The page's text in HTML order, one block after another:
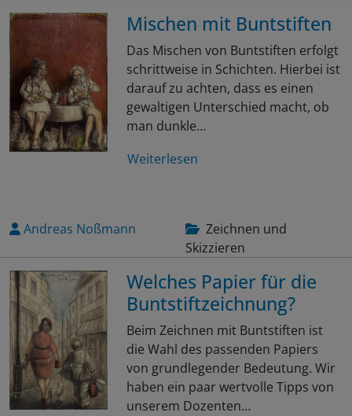
Mischen mit Buntstiften
Das Mischen von Buntstiften erfolgt
schrittweise in Schichten. Hierbei ist
darauf zu achten, dass es einen
gewaltigen Unterschied macht, ob
man dunkle…
Weiterlesen
Andreas Noßmann
Zeichnen und
Skizzieren
Welches Papier für die
Buntstiftzeichnung?
Beim Zeichnen mit Buntstiften ist
die Wahl des passenden Papiers
von grundlegender Bedeutung. Wir
haben ein paar wertvolle Tipps von
unserem Dozenten…